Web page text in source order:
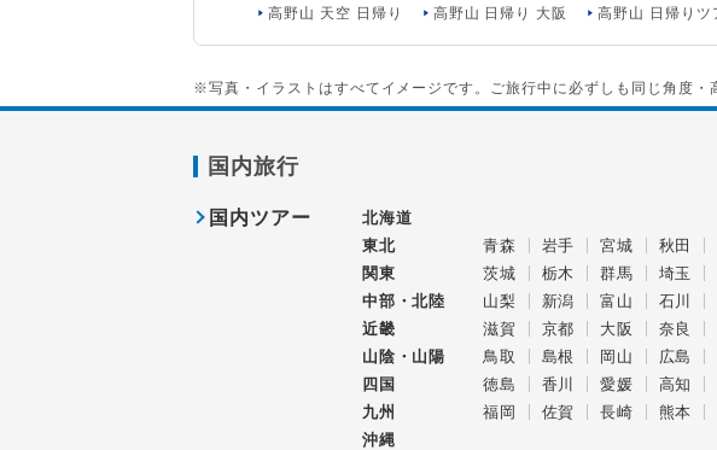
高野山 天空 日帰り
高野山 日帰り 大阪 高野山 日帰りツ
※写真・イラストはすべてイメージです。ご旅行中に必ずしも同じ角度
国内旅行
国内ツアー
北海道
東北
青森 岩手 宮城 秋田
関東
茨城 栃木 群馬 埼玉
中部・北陸
山梨 新潟 富山 石川
近畿
滋賀 京都 大阪 奈良
山陰・山陽
鳥取 島根 岡山 広島
四国
徳島 香川 愛媛
高知
九州
福岡 佐賀 長崎 熊本
沖縄